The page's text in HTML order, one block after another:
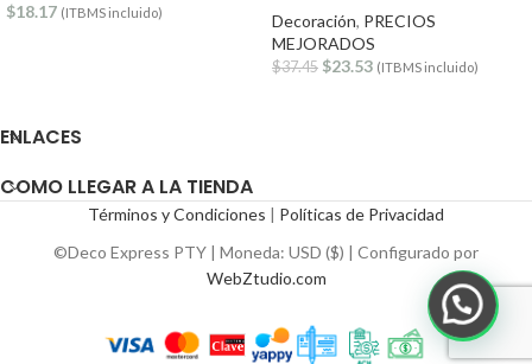
$18.17 (ITBMS incluido) Decoración, PRECIOS
MEJORADOS
$37.45 $23.53 (ITBMS incluido)
ENLACES
COMO LLEGAR A LA TIENDA
Términos y Condiciones | Políticas de Privacidad
©Deco Express PTY | Moneda: USD ($) | Configurado por
WebZtudio.com